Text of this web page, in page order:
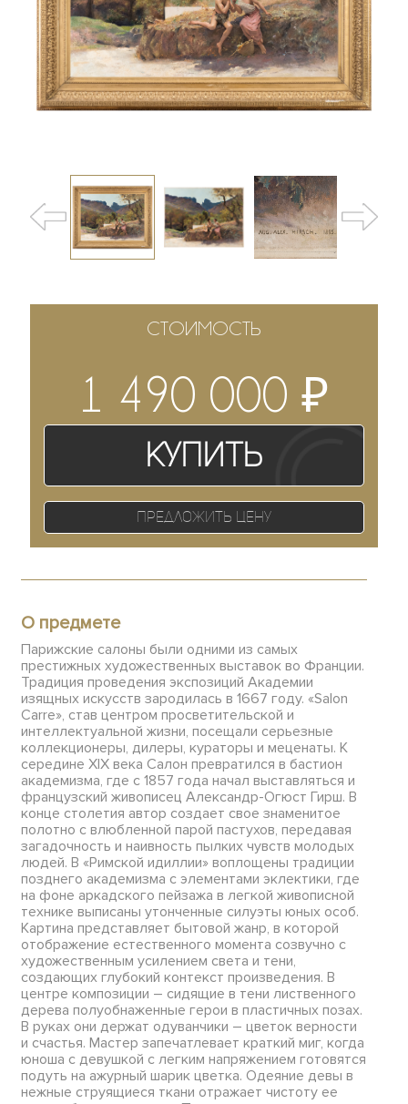
СТОИМОСТЬ
1 490 000₽
Купить
Предложить цену
О предмете
Парижские салоны были одними из самых
престижных художественных выставок во Франции.
Традиция проведения экспозиций Академии
изящных искусств зародилась в 1667 году. «Salon
Carre», став центром просветительской и
интеллектуальной жизни, посещали серьезные
коллекционеры, дилеры, кураторы и меценаты. К
середине XIX века Салон превратился в бастион
академизма, где с 1857 года начал выставляться и
французский живописец Александр-Огюст Гирш. В
конце столетия автор создает свое знаменитое
полотно с влюбленной парой пастухов, передавая
загадочность и наивность пылких чувств молодых
людей. В «Римской идиллии» воплощены традиции
позднего академизма с элементами эклектики, где
на фоне аркадского пейзажа в легкой живописной
технике выписаны утонченные силуэты юных особ.
Картина представляет бытовой жанр, в которой
отображение естественного момента созвучно с
художественным усилением света и тени,
создающих глубокий контекст произведения. В
центре композиции – сидящие в тени лиственного
дерева полуобнаженные герои в пластичных позах.
В руках они держат одуванчики – цветок верности
и счастья. Мастер запечатлевает краткий миг, когда
юноша с девушкой с легким напряжением готовятся
подуть на ажурный шарик цветка. Одеяние девы в
нежные струящиеся ткани отражает чистоту ее